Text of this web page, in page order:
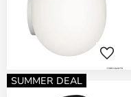
SUMMER DEAL